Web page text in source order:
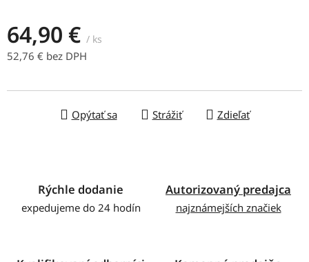
64,90 € / ks
52,76 € bez DPH
Opýtať sa Strážiť Zdieľať
Rýchle dodanie
expedujeme do 24 hodín
Autorizovaný predajca
najznámejších značiek